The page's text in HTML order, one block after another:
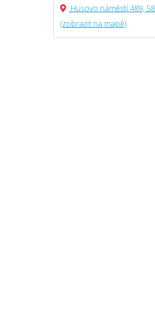
Husovo náměstí 489,
(zobrazit na mapě)